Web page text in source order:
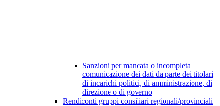
Sanzioni per mancata o incompleta
comunicazione dei dati da parte dei titolari
di incarichi politici, di amministrazione, di
direzione o di governo
Rendiconti gruppi consiliari regionali/provinciali